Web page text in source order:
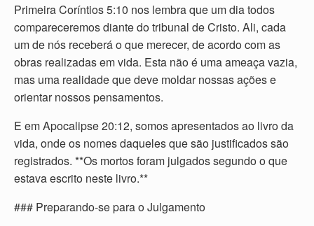
Primeira Coríntios 5:10 nos lembra que um dia todos
compareceremos diante do tribunal de Cristo. Ali, cada
um de nós receberá o que merecer, de acordo com as
obras realizadas em vida. Esta não é uma ameaça vazia,
mas uma realidade que deve moldar nossas ações e
orientar nossos pensamentos.
E em Apocalipse 20:12, somos apresentados ao livro da
vida, onde os nomes daqueles que são justificados são
registrados. **Os mortos foram julgados segundo o que
estava escrito neste livro.**
### Preparando-se para o Julgamento